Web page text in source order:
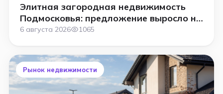
Элитная загородная недвижимость
Подмосковья: предложение выросло на
треть, а цены на новые объекты
6 августа 2026 1065
Рынок недвижимости